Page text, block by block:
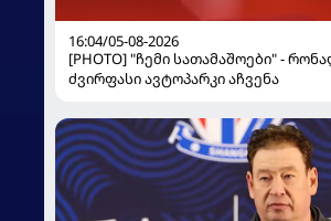
16:04/05-08-2026
[PHOTO] "ჩემი სათამაშოები" -
ძვირფასი ავტოპარკი აჩვენა